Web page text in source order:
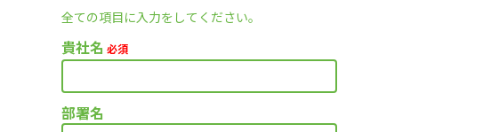
全ての項目に入力をしてください。
貴社名 必須
部署名